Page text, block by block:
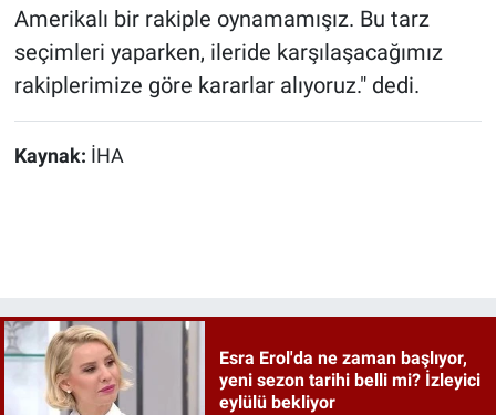
Amerikalı bir rakiple oynamamışız. Bu tarz
seçimleri yaparken, ileride karşılaşacağımız
rakiplerimize göre kararlar alıyoruz." dedi.
Kaynak: İHA
Esra Erol'da ne zaman başlıyor,
yeni sezon tarihi belli mi? İzleyici
eylülü bekliyor